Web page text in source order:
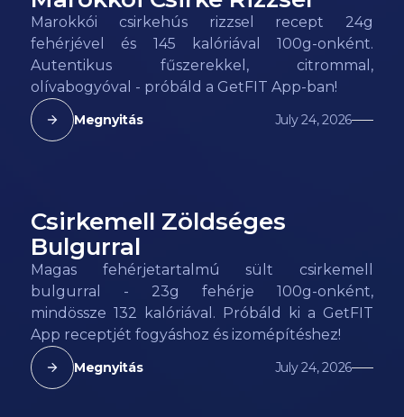
Marokkói csirkehús rizzsel recept 24g
fehérjével és 145 kalóriával 100g-onként.
Autentikus fűszerekkel, citrommal,
olívabogyóval - próbáld a GetFIT App-ban!
Megnyitás July 24, 2026
132 kcal
Csirkemell Zöldséges
Bulgurral
Magas fehérjetartalmú sült csirkemell
bulgurral - 23g fehérje 100g-onként,
mindössze 132 kalóriával. Próbáld ki a GetFIT
App receptjét fogyáshoz és izomépítéshez!
Megnyitás July 24, 2026